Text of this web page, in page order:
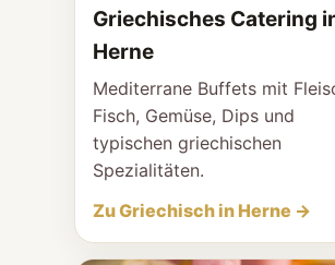
Griechisches Catering
Herne
Mediterrane Buffets mit
Fisch, Gemüse, Dips und
typischen griechischen
Spezialitäten.
Zu Griechisch in Herne →